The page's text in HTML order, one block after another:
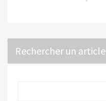
Rechercher un article